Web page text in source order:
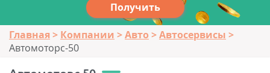
Получить
Главная Компании Авто
Автосервисы
Автомоторс-50